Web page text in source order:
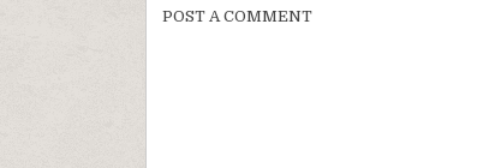
POST A COMMENT